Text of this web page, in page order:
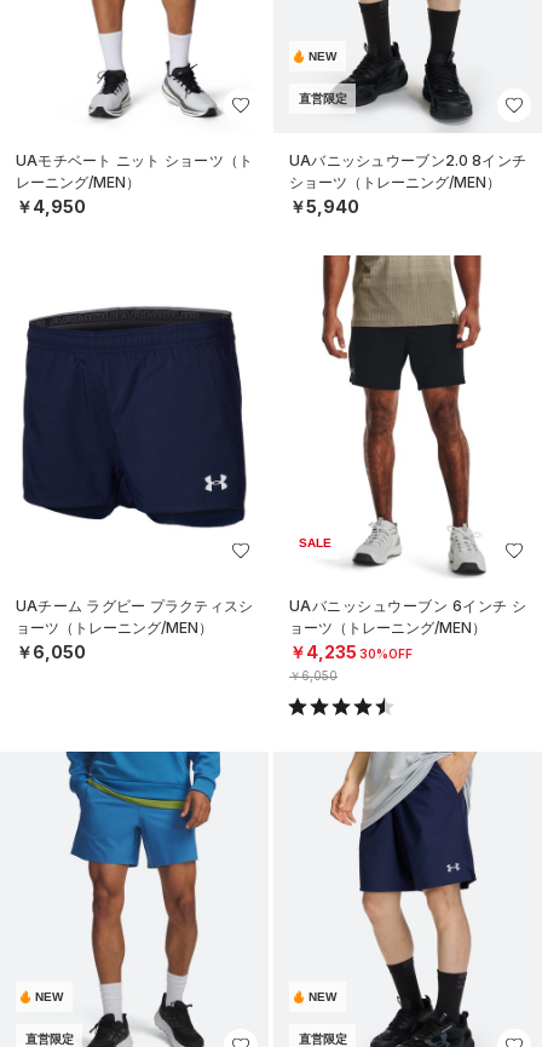
UAモチベート ニット ショーツ（ト
レーニング/MEN）
￥4,950
NEW
直営限定
UAバニッシュウーブン2.0 8インチ
ショーツ（トレーニング/MEN）
￥5,940
UAチーム ラグビー プラクティスシ
ョーツ（トレーニング/MEN）
￥6,050
SALE
UAバニッシュウーブン 6インチ シ
ョーツ（トレーニング/MEN）
￥4,235 30%OFF
￥6,050
NEW
直営限定
NEW
直営限定